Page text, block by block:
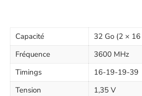
Capacité
32 Go (2 × 16
Fréquence
3600 MHz
Timings
16-19-19-39
Tension
1,35 V